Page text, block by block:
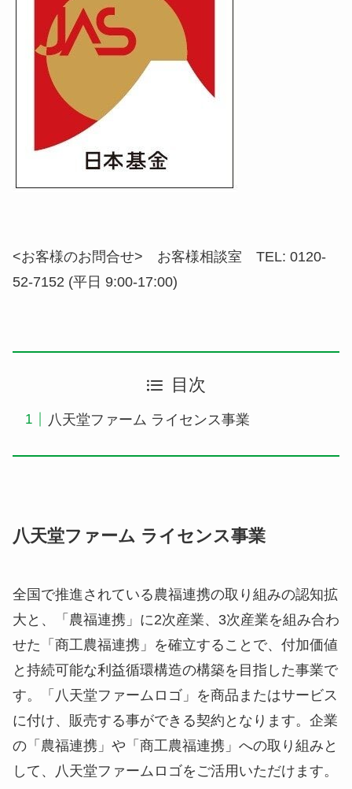
<お客様のお問合せ> お客様相談室 TEL: 0120-
52-7152 (平日 9:00-17:00)
目次
八天堂ファーム ライセンス事業
八天堂ファーム ライセンス事業
全国で推進されている農福連携の取り組みの認知拡
大と、「農福連携」に2次産業、3次産業を組み合わ
せた「商工農福連携」を確立することで、付加価値
と持続可能な利益循環構造の構築を目指した事業で
す。「八天堂ファームロゴ」を商品またはサービス
に付け、販売する事ができる契約となります。企業
の「農福連携」や「商工農福連携」への取り組みと
して、八天堂ファームロゴをご活用いただけます。